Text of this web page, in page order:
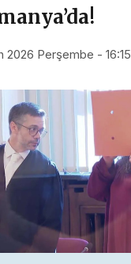
2026 Perşembe - 16:15